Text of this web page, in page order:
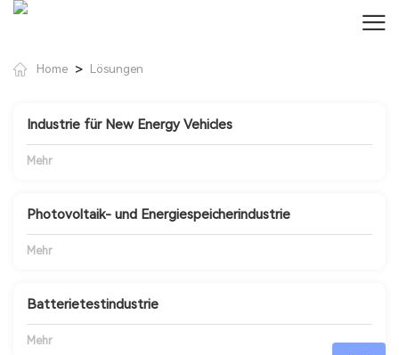
Home > Lösungen
Industrie für New Energy Vehicles
Mehr
Photovoltaik- und Energiespeicherindustrie
Mehr
Batterietestindustrie
Mehr